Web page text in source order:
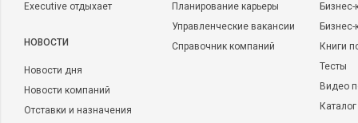
Executive отдыхает
НОВОСТИ
Новости дня
Новости компаний
Отставки и назначения
Планирование карьеры
Управленческие вакансии
Справочник компаний
Бизнес-
Книги
Тесты
Видео